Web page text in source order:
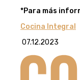
*Para más
Cocina Integral
07.12.2023